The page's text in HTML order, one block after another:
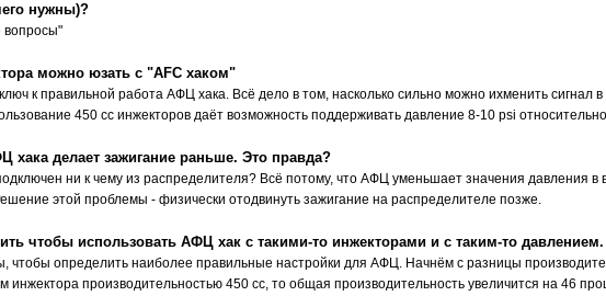
нужны)?
можно юзать с "AFC хаком"
к правильной работа АФЦ хака. Всё дело в том, насколько сильно можно ихменить сигнал
450 сс инжекторов даёт возможность поддерживать давление 8-10 psi
делает зажигание раньше. Это правда?
ни к чему из распределителя? Всё потому, что АФЦ уменьшает значения давления в
этой проблемы - физически отодвинуть зажигание на распределителе позже.
чтобы использовать АФЦ хак с такими-то инжекторами и с таким-то давлением.
чтобы определить наиболее правильные настройки для АФЦ. Начнём с разницы
инжектора производительностью 450 сс, то общая производительность увеличится на 46